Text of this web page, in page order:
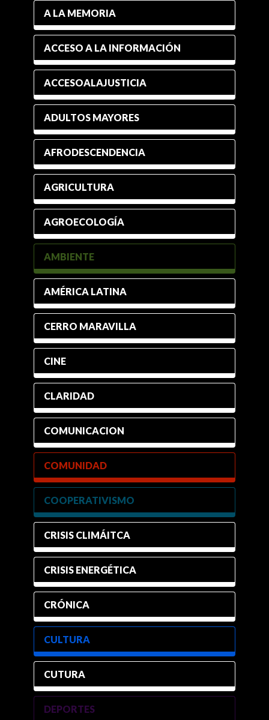
A LA MEMORIA
ACCESO A LA INFORMACIÓN
ACCESOALAJUSTICIA
ADULTOS MAYORES
AFRODESCENDENCIA
AGRICULTURA
AGROECOLOGÍA
AMBIENTE
AMÉRICA LATINA
CERRO MARAVILLA
CINE
CLARIDAD
COMUNICACION
COMUNIDAD
COOPERATIVISMO
CRISIS CLIMÁITCA
CRISIS ENERGÉTICA
CRÓNICA
CULTURA
CUTURA
DEPORTES